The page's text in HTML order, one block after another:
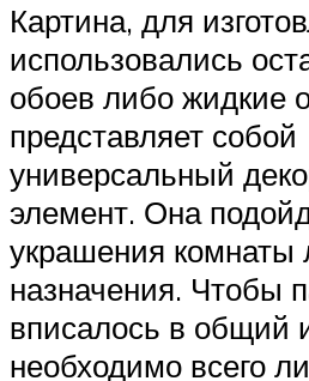
Картина, для
использовались
обоев либо жидкие
представляет собой
универсальный
элемент. Она
украшения комнаты
назначения. Чтобы
вписалось в общий
необходимо всего